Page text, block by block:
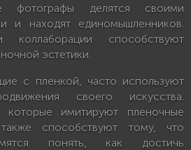
фотографы делятся своими
и находят единомышленников.
способствуют
эстетики.
с пленкой, часто используют
своего искусства.
которые имитируют пленочные
способствуют тому, что
понять, как достичь